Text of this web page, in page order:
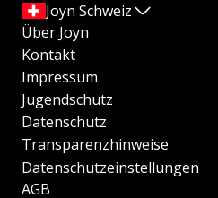
Joyn Schweiz
Über Joyn
Kontakt
Impressum
Jugendschutz
Datenschutz
Transparenzhinweise
Datenschutzeinstellungen
AGB